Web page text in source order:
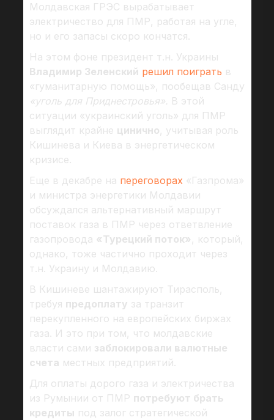
Молдавская ГРЭС вырабатывает
электричество для ПМР, работая на угле,
но и его запасы скоро кончатся.
На этом фоне президент т.н. Украины
Владимир Зеленский решил поиграть в
«гуманитарную помощь», пообещав Санду
«уголь для Приднестровья». В этой
ситуации «украинский уголь» для ПМР
выглядит крайне цинично, учитывая роль
Кишинева и Киева в энергетическом
кризисе.
Еще в декабре на переговорах«Газпрома»
и министра энергетики Молдавии
обсуждался альтернативный маршрут
поставок газа в ПМР через ответвление
газопровода «Турецкий поток» , который,
однако, тоже частично проходит через
т.н. Украину и Молдавию.
В Кишиневе шантажируют Тирасполь,
требуя предоплату за транзит
перекупленного на европейских биржах
газа. И это при том, что молдавские
власти сами заблокировали валютные
счета местных предприятий.
Для оплаты дорого газа и электричества
из Румынии от ПМР потребуют брать
кредиты под залог стратегической